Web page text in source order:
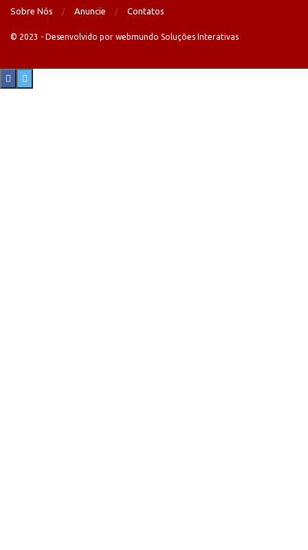
Sobre Nós Anuncie Contatos
© 2023 - Desenvolvido por webmundo Soluções Interativas